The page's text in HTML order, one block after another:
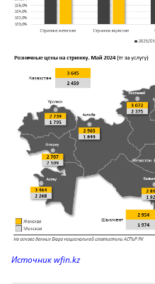
Источник wfin.kz